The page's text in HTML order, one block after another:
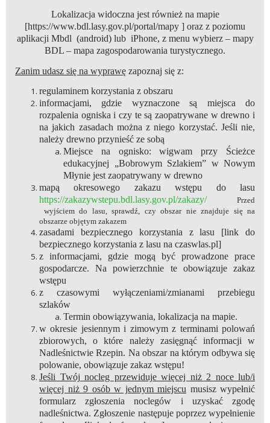
Lokalizacja widoczna jest również na mapie
[https://www.bdl.lasy.gov.pl/portal/mapy ] oraz z poziomu
aplikacji Mbdl (android) lub iPhone, z menu wybierz – mapy
BDL – mapa zagospodarowania turystycznego.
Zanim udasz się na wyprawę zapoznaj się z:
regulaminem korzystania z obszaru
informacjami, gdzie wyznaczone są miejsca do
rozpalenia ogniska i czy te są zaopatrywane w drewno i
na jakich zasadach można z niego korzystać. Jeśli nie,
należy drewno przynieść ze sobą
Miejsce na ognisko: wigwam przy Ścieżce
edukacyjnej „Bobrowym Szlakiem” w Nowym
Młynie jest zaopatrywany w drewno
mapą okresowego zakazu wstępu do lasu
https://zakazywstepu.bdl.lasy.gov.pl/zakazy/ Przed
wyjściem do lasu, sprawdź, czy obszar nie znajduje się na
obszarze objętym zakazem
zasadami bezpiecznego korzystania z lasu [link do
bezpiecznego korzystania z lasu na czaswlas.pl]
z informacjami, gdzie mogą być prowadzone prace
gospodarcze. Na powierzchnie te obowiązuje zakaz
wstępu
z czasowymi wyłączeniami/zmianami przebiegu
szlaków
Termin obowiązywania, lokalizacja na mapie.
w okresie jesiennym i zimowym z terminami polowań
zbiorowych, o które należy zasięgnąć informacji w
Nadleśnictwie Rzepin. Na obszar na którym odbywa się
polowanie, obowiązuje zakaz wstępu!
Jeśli Twój nocleg przewiduje więcej niż 2 noce lub/i
więcej niż 9 osób w jednym miejscu musisz wypełnić
formularz zgłoszenia noclegów i uzyskać zgodę
nadleśnictwa. Zgłoszenie następuje poprzez wypełnienie